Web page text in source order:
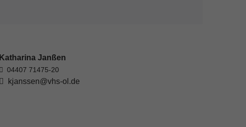
Katharina Janßen
04407 71475-20
kjanssen@vhs-ol.de